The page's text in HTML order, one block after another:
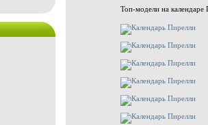
Топ-модели на календаре